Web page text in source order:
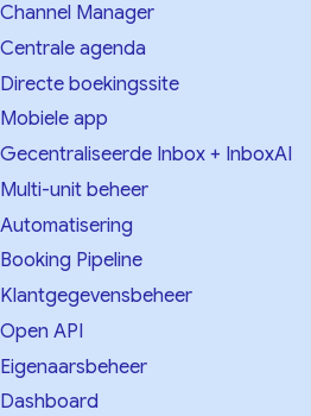
Channel Manager
Centrale agenda
Directe boekingssite
Mobiele app
Gecentraliseerde Inbox + InboxAI
Multi-unit beheer
Automatisering
Booking Pipeline
Klantgegevensbeheer
Open API
Eigenaarsbeheer
Dashboard